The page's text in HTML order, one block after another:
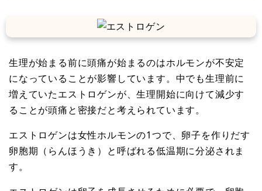
生理が始まる前に頭痛が始まるのはホルモンが不安定
になっていることが影響しています。中でも生理前に
増えていたエストロゲンが、生理開始に向けて減少す
ることが頭痛と密接だと考えられています。
エストロゲンは女性ホルモンの1つで、卵子を作りだす
卵胞期（らんほうき）と呼ばれる低温期に分泌されま
す。